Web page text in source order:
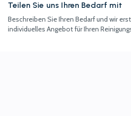
Teilen Sie uns Ihren Bedarf mit
Beschreiben Sie Ihren Bedarf und wir
individuelles Angebot für Ihren